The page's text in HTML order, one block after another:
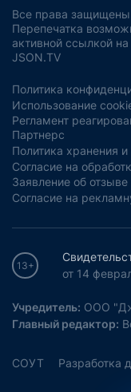
Все права
Перепечатка
активной ссылкой на
JSON.TV
Политика
Использование
Регламент
Партнерс
Политика хранения
Согласие на
Заявление об отзыве
Согласие на
13+
от 14
Учредитель: ООО
Главный редактор:
СОУТ Разработка